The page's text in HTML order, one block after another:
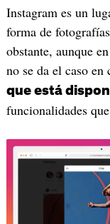
Instagram es un
forma de
obstante, aunque
no se da el caso en
que está
funcionalidades